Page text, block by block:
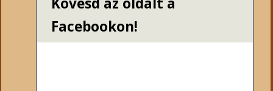
Facebookon!